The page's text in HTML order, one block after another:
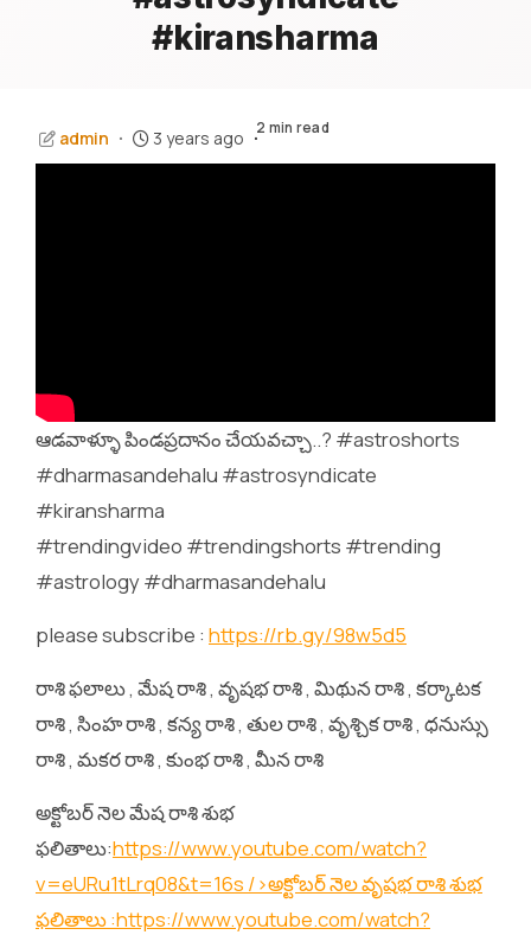
#kiransharma
admin 3 years ago 2 min read
ఆడవాళ్ళూ పిండప్రదానం చేయవచ్చా..? #astroshorts
#dharmasandehalu #astrosyndicate
#kiransharma
#trendingvideo #trendingshorts #trending
#astrology #dharmasandehalu
please subscribe : https://rb.gy/98w5d5
రాశి ఫలాలు , మేష రాశి , వృషభ రాశి , మిథున రాశి , కర్కాటక
రాశి , సింహ రాశి , కన్య రాశి , తుల రాశి , వృశ్చిక రాశి , ధనుస్సు
రాశి , మకర రాశి , కుంభ రాశి , మీన రాశి
అక్టోబర్ నెల మేష రాశి శుభ
ఫలితాలు:https://www.youtube.com/watch?
v=eURu1tLrq08&t=16s />అక్టోబర్ నెల వృషభ రాశి శుభ
ఫలితాలు :https://www.youtube.com/watch?